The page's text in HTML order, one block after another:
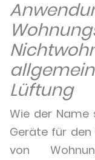
Lüftung
Wie der Name
Geräte für den
von